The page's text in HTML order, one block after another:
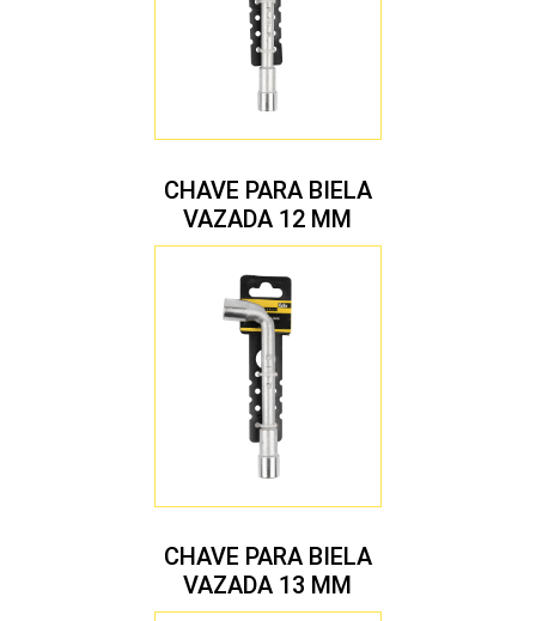
CHAVE PARA BIELA
VAZADA 12 MM
CHAVE PARA BIELA
VAZADA 13 MM